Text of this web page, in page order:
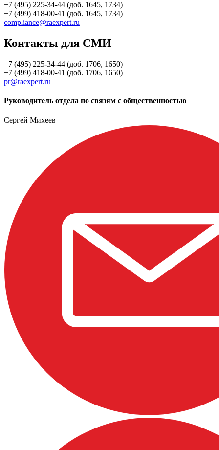
+7 (495) 225-34-44 (доб. 1645, 1734)
+7 (499) 418-00-41 (доб. 1645, 1734)
compliance@raexpert.ru
Контакты для СМИ
+7 (495) 225-34-44 (доб. 1706, 1650)
+7 (499) 418-00-41 (доб. 1706, 1650)
pr@raexpert.ru
Руководитель отдела по связям с общественностью
Сергей Михеев